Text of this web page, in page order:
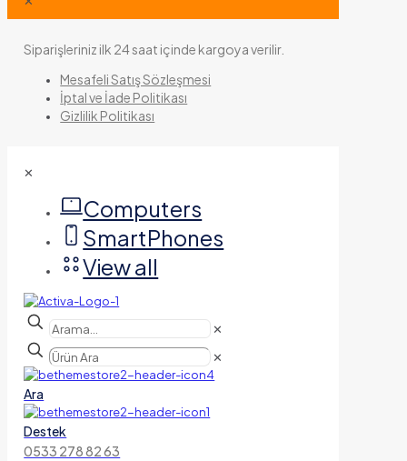
Siparişleriniz ilk 24 saat içinde kargoya verilir.
Mesafeli Satış Sözleşmesi
İptal ve İade Politikası
Gizlilik Politikası
✕
Computers
SmartPhones
View all
✕
✕
Ara
Destek
0533 278 82 63